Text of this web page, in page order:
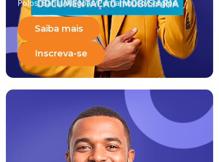
Polos:Bahia/Alagoas/Pernambuco/Sergipe
Saiba mais
Inscreva-se